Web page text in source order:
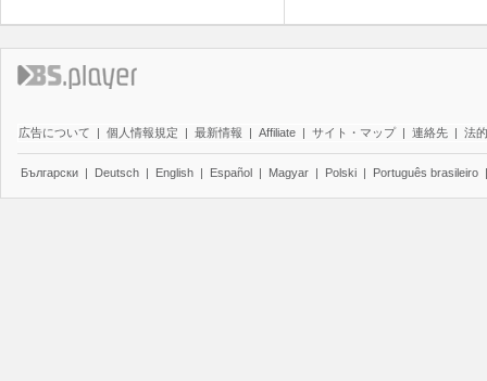
広告について | 個人情報規定 | 最新情報 | Affiliate | サイト・マップ | 連絡先 | 法
Български | Deutsch | English | Español | Magyar | Polski | Português brasileiro